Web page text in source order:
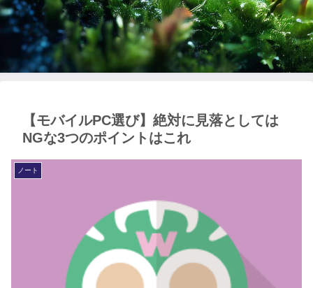
【モバイルPC選び】絶対に見落としては
NGな3つのポイントはこれ
ノート